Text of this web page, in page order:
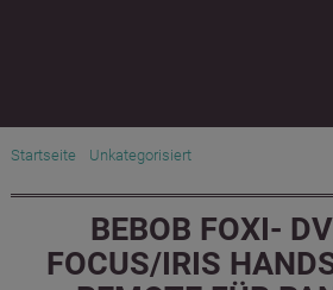
Startseite Unkategorisiert/ Bebob FOXI- DVX-
BEBOB FOXI-
FOCUS/IRIS